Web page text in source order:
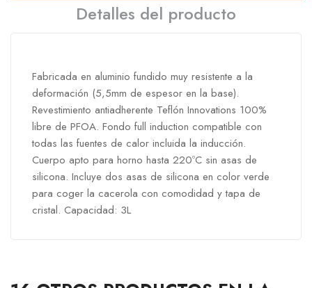
Detalles del producto
Fabricada en aluminio fundido muy resistente a la
deformación (5,5mm de espesor en la base).
Revestimiento antiadherente Teflón Innovations 100%
libre de PFOA. Fondo full induction compatible con
todas las fuentes de calor incluida la inducción.
Cuerpo apto para horno hasta 220ºC sin asas de
silicona. Incluye dos asas de silicona en color verde
para coger la cacerola con comodidad y tapa de
cristal. Capacidad: 3L